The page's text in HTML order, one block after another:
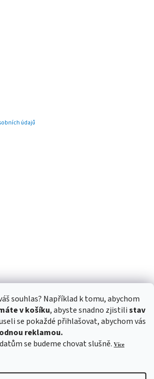
souhlas? Například k tomu, abychom
v košíku, abyste snadno zjistilistav
se pokaždé přihlašovat, abychom vás
reklamou.
se budeme chovat slušně. Více
údajů